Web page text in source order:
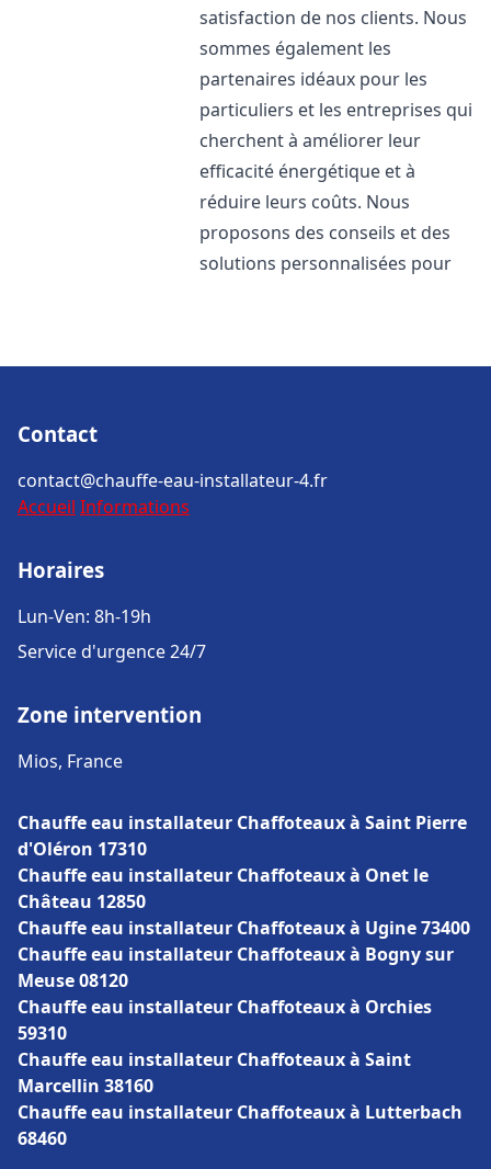
satisfaction de nos clients. Nous
sommes également les
partenaires idéaux pour les
particuliers et les entreprises qui
cherchent à améliorer leur
efficacité énergétique et à
réduire leurs coûts. Nous
proposons des conseils et des
solutions personnalisées pour
Contact
contact@chauffe-eau-installateur-4.fr
Accueil Informations
Horaires
Lun-Ven: 8h-19h
Service d'urgence 24/7
Zone intervention
Mios, France
Chauffe eau installateur Chaffoteaux à Saint Pierre
d'Oléron 17310
Chauffe eau installateur Chaffoteaux à Onet le
Château 12850
Chauffe eau installateur Chaffoteaux à Ugine 73400
Chauffe eau installateur Chaffoteaux à Bogny sur
Meuse 08120
Chauffe eau installateur Chaffoteaux à Orchies
59310
Chauffe eau installateur Chaffoteaux à Saint
Marcellin 38160
Chauffe eau installateur Chaffoteaux à Lutterbach
68460